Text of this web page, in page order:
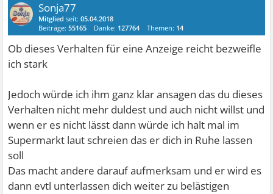
Sonja77
Mitglied seit:05.04.2018
Beiträge:55165 Danke: 127764 Themen: 14
Ob dieses Verhalten für eine Anzeige reicht bezweifle
ich stark
Jedoch würde ich ihm ganz klar ansagen das du dieses
Verhalten nicht mehr duldest und auch nicht willst und
wenn er es nicht lässt dann würde ich halt mal im
Supermarkt laut schreien das er dich in Ruhe lassen
soll
Das macht andere darauf aufmerksam und er wird es
dann evtl unterlassen dich weiter zu belästigen